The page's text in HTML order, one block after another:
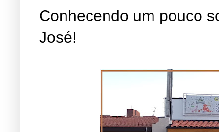
Conhecendo um pouco
José!